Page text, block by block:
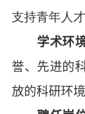
支持青年人
学术环境
誉、先进的
放的科研环境